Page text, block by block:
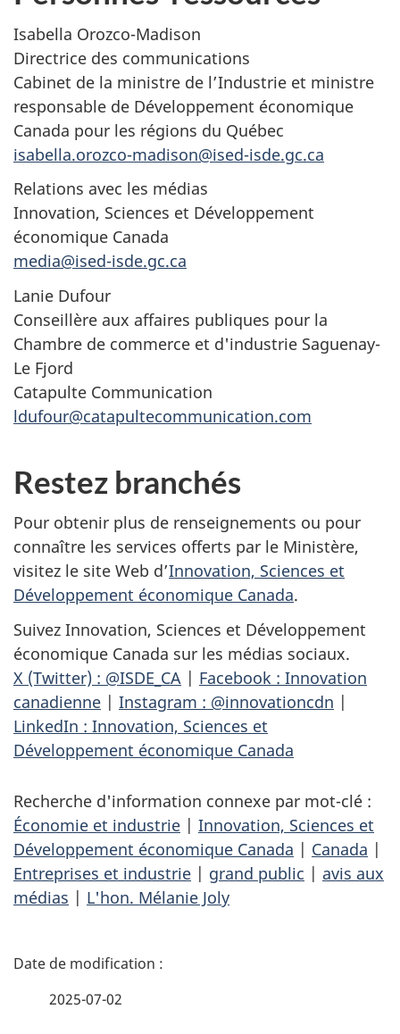
Isabella Orozco-Madison
Directrice des communications
Cabinet de la ministre de l’Industrie et ministre
responsable de Développement économique
Canada pour les régions du Québec
isabella.orozco-madison@ised-isde.gc.ca
Relations avec les médias
Innovation, Sciences et Développement
économique Canada
media@ised-isde.gc.ca
Lanie Dufour
Conseillère aux affaires publiques pour la
Chambre de commerce et d'industrie Saguenay-
Le Fjord
Catapulte Communication
ldufour@catapultecommunication.com
Restez branchés
Pour obtenir plus de renseignements ou pour
connaître les services offerts par le Ministère,
visitez le site Web d’Innovation, Sciences et
Développement économique Canada.
Suivez Innovation, Sciences et Développement
économique Canada sur les médias sociaux.
X (Twitter) : @ISDE_CA | Facebook : Innovation
canadienne | Instagram : @innovationcdn |
LinkedIn : Innovation, Sciences et
Développement économique Canada
Recherche d'information connexe par mot-clé :
Économie et industrie | Innovation, Sciences et
Développement économique Canada | Canada |
Entreprises et industrie | grand public | avis aux
médias | L'hon. Mélanie Joly
D
2025-07-02